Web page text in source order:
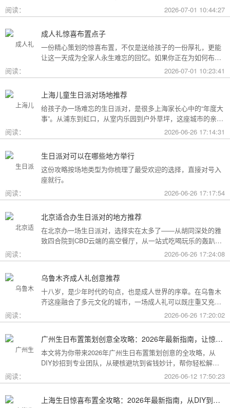
用构成参考，你可以看看哪种更贴合自己的情况。
阅读： 2026-07-01 10:44:27
成人礼惊喜布置点子
一份精心策划的惊喜布置，不仅是送给孩子的一份厚礼，更能
让这一天成为全家人永生难忘的回忆。如果你正在为如何布置
而头疼，不妨收下这份成人礼惊喜布置全攻略，从主题风格到
细节创意，帮你打造一场仪式感爆棚的成年盛典。
阅读： 2026-07-01 10:23:41
上海儿童生日派对场地推荐
给孩子办一场难忘的生日派对，是很多上海家长心中的“年度大
事”。从浦东到虹口，从室内乐园到户外草坪，这座城市的亲子
友好型场地选择越来越丰富。不过场地多了，选择也成了难
题。这份攻略按类型为你盘点了上海热门的儿童生日派对场
阅读： 2026-06-26 17:14:31
生日派对可以在哪些地方举行
这份攻略按场地类型为你梳理了最受欢迎的选择，直接对号入
座就行。
阅读：
2026-06-26 17:17:54
北京适合办生日派对的地方推荐
在北京办一场生日派对，选择实在太多了——从胡同深处的雅
致四合院到CBD云端的高空餐厅，从一站式吃喝玩乐的轰趴别
墅到充满野趣的京郊草坪。为了让你快速找到最心仪的那一
个，我把不同类型的场地分好了类，直接对号入座就行。
阅读： 2026-06-26 17:24:08
乌鲁木齐成人礼创意推荐
十八岁，是少年时代的句点，也是成人世界的序章。在乌鲁木
齐这座融合了多元文化的城市，一场成人礼可以既庄重又充满
创意。这份攻略为你梳理了从传统仪式到现代派对的多种可
能，希望能帮你找到最独特的那一种。
阅读： 2026-06-26 17:20:02
广州生日布置策划创意全攻略：2026年最新指南，让惊喜成为最难忘的记忆
本文将为你带来2026年广州生日布置策划创意的全攻略，从
DIY妙招到专业团队，从硬核避坑到省钱妙计，帮你轻松解锁
阅读： 2026-06-12 17:50:23
上海生日惊喜布置全攻略：2026年最新指南，从DIY到专业策划一站搞定